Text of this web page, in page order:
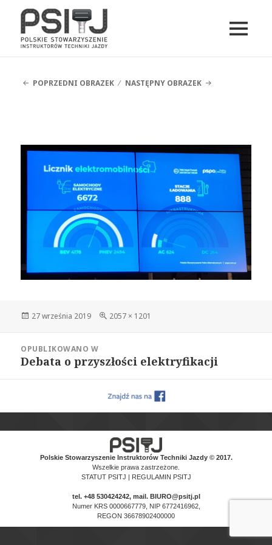
POPRZEDNI OBRAZEK
NASTĘPNY OBRAZEK
Data
27 września 2019
Pełny
2057 × 1201
wpisu
OPUBLIKOWANO W
Debata o przyszłości elektryfikacji
Polskie Stowarzyszenie Instruktorów Techniki Jazdy © 2017.
Wszelkie prawa zastrzeżone.
STATUT PSITJ | REGULAMIN PSITJ
tel. +48 530424242, mail. BIURO@psitj.pl
Numer KRS 0000667779, NIP 6772416962,
REGON 36678902400000